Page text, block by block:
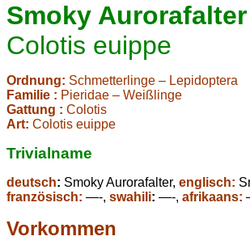
Smoky Aurorafalter
Colotis euippe
Ordnung: Schmetterlinge – Lepidoptera
Familie : Pieridae – Weißlinge
Gattung : Colotis
Art: Colotis euippe
Trivialname
deutsch: Smoky Aurorafalter, englisch:
französisch: —-, swahili: —-, afrikaans:
Vorkommen